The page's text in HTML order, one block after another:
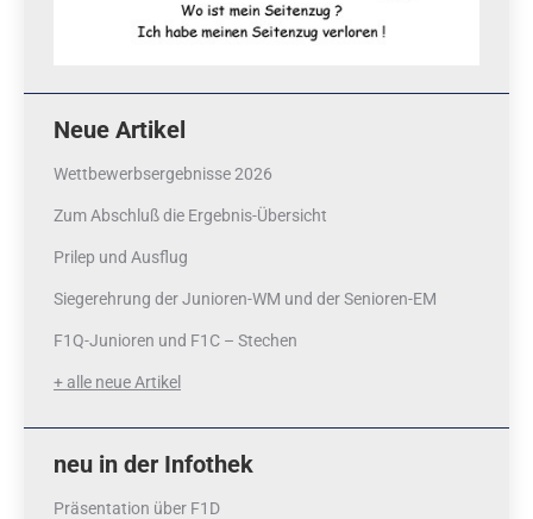
Neue Artikel
Wettbewerbsergebnisse 2026
Zum Abschluß die Ergebnis-Übersicht
Prilep und Ausflug
Siegerehrung der Junioren-WM und der Senioren-EM
F1Q-Junioren und F1C – Stechen
+ alle neue Artikel
neu in der Infothek
Präsentation über F1D